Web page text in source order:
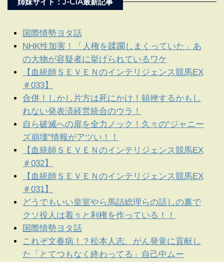
国際情勢ヨタ話
NHK性加害！「人権を蹂躙しまくっていた」あ
の大物が容疑者に挙げられているワケ
【血統師ＳＥＶＥＮのインテリジェンス競馬EX
＃033】
合併！しかし片方は死にかけ！頓挫するかもし
れない発表済経営統合のウラ！
自ら破滅への扉を全力ノック！久々の“ジャニー
ズ崩壊”情報がアツい！！
【血統師ＳＥＶＥＮのインテリジェンス競馬EX
＃032】
【血統師ＳＥＶＥＮのインテリジェンス競馬EX
＃031】
どうでもいい皇室やら馬詰総理らの話しの裏で
クソ役人は着々と利権を作っている！！
国際情勢ヨタ話
これぞ文春病！？松本人志、がん発覚に貢献し
た「とてつもなく終わってる」自己中ムー